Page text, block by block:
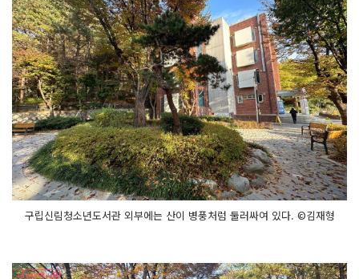
구립신림청소년도서관 외부에는 산이 병풍처럼 둘러싸여 있다. ©김재형